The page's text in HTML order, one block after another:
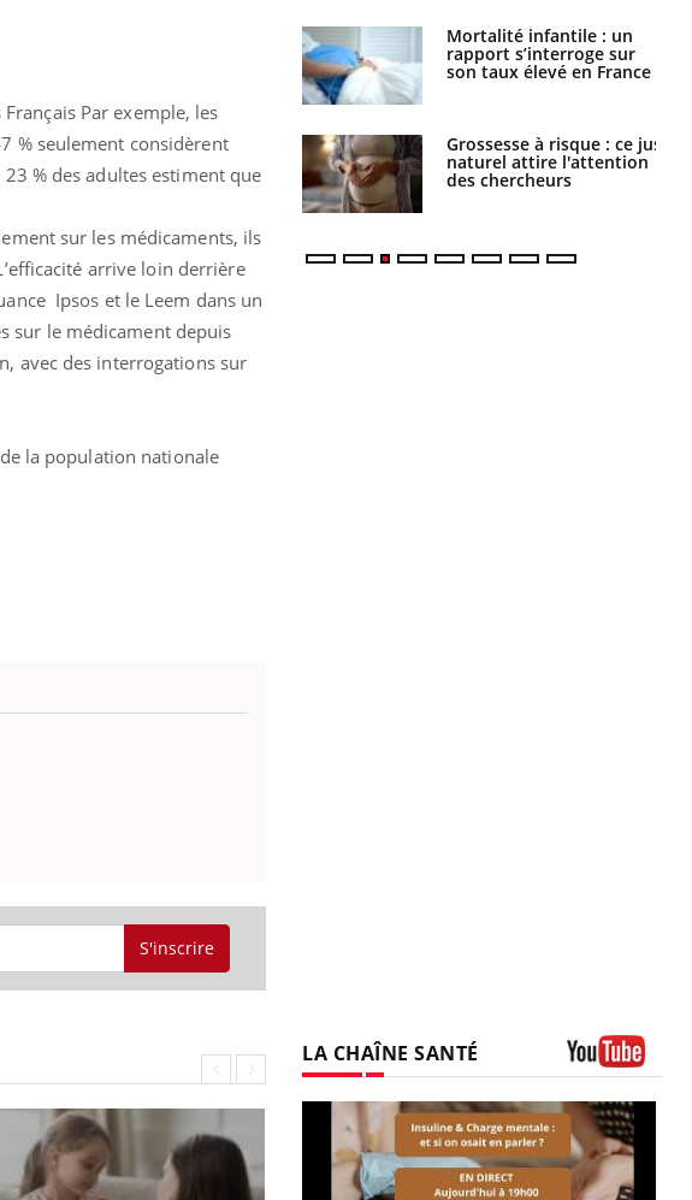
Par exemple, les
% seulement considèrent
% des adultes estiment que
sur les médicaments, ils
arrive loin derrière
Ipsos et le Leem dans un
sur le médicament depuis
avec des interrogations sur
la population nationale
S'inscrire
Comment éviter une otite
Mortalité infantile : un
rapport s’interroge sur
son taux élevé en France
Grossesse à risque : ce jus
naturel attire l'attention
des chercheurs
LA CHAÎNE SANTÉ